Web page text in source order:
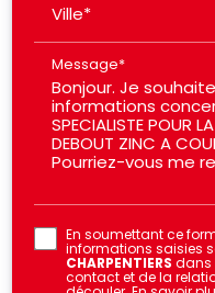
Ville*
Message*
En soumettant ce
informations saisies
CHARPENTIERS dans
contact et de la